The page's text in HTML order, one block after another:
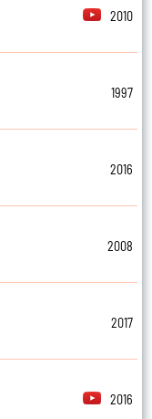
2010
1997
2016
2008
2017
2016